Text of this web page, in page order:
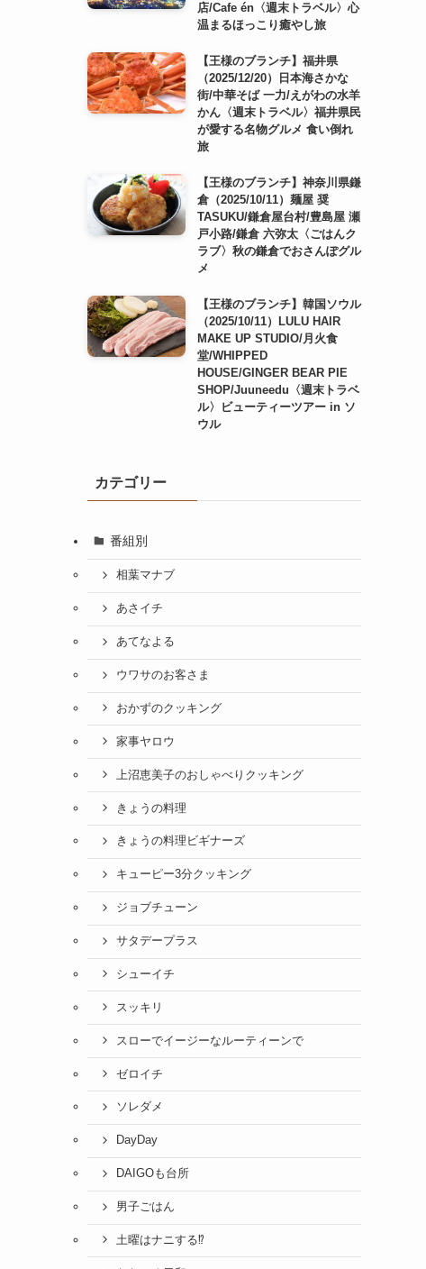
店/Cafe én〈週末トラベル〉心
温まるほっこり癒やし旅
【王様のブランチ】福井県
（2025/12/20）日本海さかな
街/中華そば 一力/えがわの水羊
かん〈週末トラベル〉福井県民
が愛する名物グルメ 食い倒れ
旅
【王様のブランチ】神奈川県鎌
倉（2025/10/11）麺屋 奨
TASUKU/鎌倉屋台村/豊島屋 瀬
戸小路/鎌倉 六弥太〈ごはんク
ラブ〉秋の鎌倉でおさんぽグル
メ
【王様のブランチ】韓国ソウル
（2025/10/11）LULU HAIR
MAKE UP STUDIO/月火食
堂/WHIPPED
HOUSE/GINGER BEAR PIE
SHOP/Juuneedu〈週末トラベ
ル〉ビューティーツアー in ソ
ウル
カテゴリー
番組別
相葉マナブ
あさイチ
あてなよる
ウワサのお客さま
おかずのクッキング
家事ヤロウ
上沼恵美子のおしゃべりクッキング
きょうの料理
きょうの料理ビギナーズ
キューピー3分クッキング
ジョブチューン
サタデープラス
シューイチ
スッキリ
スローでイージーなルーティーンで
ゼロイチ
ソレダメ
DayDay
DAIGOも台所
男子ごはん
土曜はナニする⁉